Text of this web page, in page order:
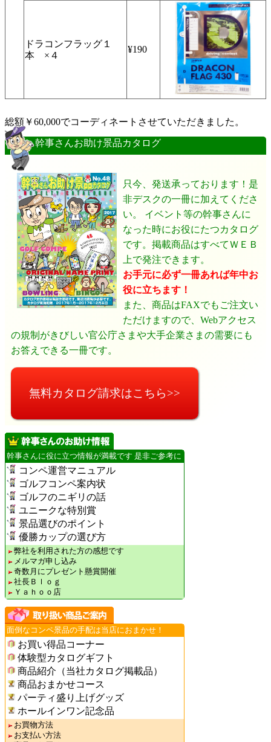
ドラコンフラッグ１
本 ×４
¥190
総額￥60,000でコーディネートさせていただきました。
幹事さんお助け景品カタログ
只今、発送承っております！是
非デスクの一冊に加えてくださ
い。 イベント等の幹事さんに
なった時にお役にたつカタログ
です。掲載商品はすべてＷＥＢ
上で発注できます。
お手元に必ず一冊あれば年中お
役に立ちます！
また、商品はFAXでもご注文い
ただけますので、Webアクセス
の規制がきびしい官公庁さまや大手企業さまの需要にも
お答えできる一冊です。
無料カタログ請求はこちら>>
幹事さんに役に立つ情報が満載です 是非ご参考に
コンペ運営マニュアル
ゴルフコンペ案内状
ゴルフのニギリの話
ユニークな特別賞
景品選びのポイント
優勝カップの選び方
弊社を利用された方の感想です
メルマガ申し込み
奇数月にプレゼント懸賞開催
社長Ｂｌｏｇ
Ｙａｈｏｏ店
面倒なコンペ景品の手配は当店におまかせ！
お買い得品コーナー
体験型カタログギフト
商品紹介（当社カタログ掲載品）
商品おまかせコース
パーティ盛り上げグッズ
ホールインワン記念品
お買物方法
お支払い方法